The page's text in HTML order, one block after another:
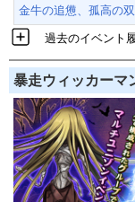
金牛の追憊、孤高の
過去のイベント
暴走ウィッカーマ